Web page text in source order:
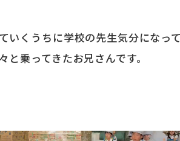
いくうちに学校の先生気分になっ
と乗ってきたお兄さんです。